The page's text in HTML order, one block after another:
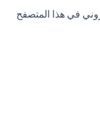
في هذا المتصفح